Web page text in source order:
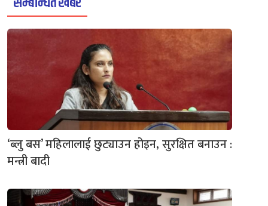
‘ब्लु बस’ महिलालाई छुट्याउन होइन, सुरक्षित बनाउन :
मन्त्री बादी